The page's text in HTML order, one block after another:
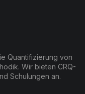
Quantifizierung von
Wir bieten CRQ-
Schulungen an.